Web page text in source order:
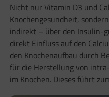
Nicht nur Vitamin D3 und
Knochengesundheit,
indirekt – über den Insulin-
direkt Einfluss auf den
den Knochenaufbau durch
für die Herstellung von
im Knochen. Dieses führt